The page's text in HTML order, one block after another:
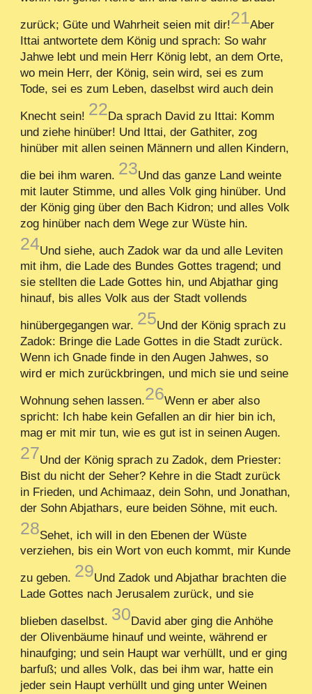
zurück; Güte und Wahrheit seien mit dir!21Aber
Ittai antwortete dem König und sprach: So wahr
Jahwe lebt und mein Herr König lebt, an dem Orte,
wo mein Herr, der König, sein wird, sei es zum
Tode, sei es zum Leben, daselbst wird auch dein
Knecht sein! 22Da sprach David zu Ittai: Komm
und ziehe hinüber! Und Ittai, der Gathiter, zog
hinüber mit allen seinen Männern und allen Kindern,
die bei ihm waren. 23Und das ganze Land weinte
mit lauter Stimme, und alles Volk ging hinüber. Und
der König ging über den Bach Kidron; und alles Volk
zog hinüber nach dem Wege zur Wüste hin.
24Und siehe, auch Zadok war da und alle Leviten
mit ihm, die Lade des Bundes Gottes tragend; und
sie stellten die Lade Gottes hin, und Abjathar ging
hinauf, bis alles Volk aus der Stadt vollends
hinübergegangen war. 25Und der König sprach zu
Zadok: Bringe die Lade Gottes in die Stadt zurück.
Wenn ich Gnade finde in den Augen Jahwes, so
wird er mich zurückbringen, und mich sie und seine
Wohnung sehen lassen.26Wenn er aber also
spricht: Ich habe kein Gefallen an dir hier bin ich,
mag er mit mir tun, wie es gut ist in seinen Augen.
27Und der König sprach zu Zadok, dem Priester:
Bist du nicht der Seher? Kehre in die Stadt zurück
in Frieden, und Achimaaz, dein Sohn, und Jonathan,
der Sohn Abjathars, eure beiden Söhne, mit euch.
28Sehet, ich will in den Ebenen der Wüste
verziehen, bis ein Wort von euch kommt, mir Kunde
zu geben. 29Und Zadok und Abjathar brachten die
Lade Gottes nach Jerusalem zurück, und sie
blieben daselbst. 30David aber ging die Anhöhe
der Olivenbäume hinauf und weinte, während er
hinaufging; und sein Haupt war verhüllt, und er ging
barfuß; und alles Volk, das bei ihm war, hatte ein
jeder sein Haupt verhüllt und ging unter Weinen